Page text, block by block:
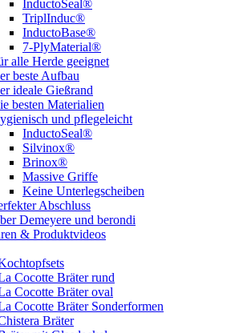
InductoSeal®
TriplInduc®
InductoBase®
7-PlyMaterial®
alle Herde geeignet
beste Aufbau
ideale Gießrand
besten Materialien
und pflegeleicht
InductoSeal®
Silvinox®
Brinox®
Massive Griffe
Keine Unterlegscheiben
Abschluss
Demeyere und berondi
& Produktvideos
Cocotte Bräter rund
Cocotte Bräter oval
Cocotte Bräter Sonderformen
Bräter